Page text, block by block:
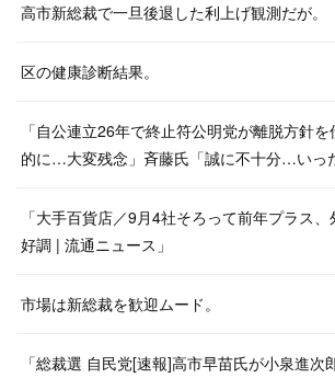
高市新総裁で一旦後退した利上げ観測だが。
区の健康診断結果。
「自公連立26年で終止符公明党が離脱方針
的に…大変残念」斉藤氏「誠に不十分…いっ
「大手百貨店／9月4社そろって前年プラス
好調 | 流通ニュース」
市場は新総裁を歓迎ムード。
「総裁選 自民党[速報]高市早苗氏が小泉進次